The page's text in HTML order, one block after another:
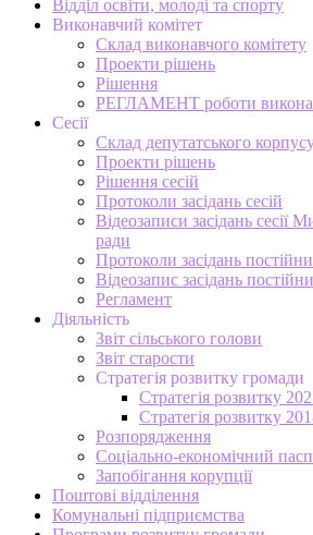
Відділ освіти, молоді та спорту
Виконавчий комітет
Склад виконавчого комітету
Проекти рішень
Рішення
РЕГЛАМЕНТ роботи
Сесії
Склад депутатського
Проекти рішень
Рішення сесій
Протоколи засідань сесій
Відеозаписи засідань сесії
ради
Протоколи засідань
Відеозапис засідань
Регламент
Діяльність
Звіт сільського голови
Звіт старости
Стратегія розвитку громади
Стратегія розвитку
Стратегія розвитку
Розпорядження
Соціально-економічний
Запобігання корупції
Поштові відділення
Комунальні підприємства